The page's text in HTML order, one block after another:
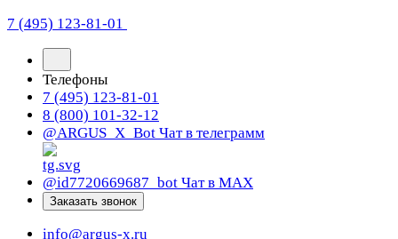
7 (495) 123-81-01
Телефоны
7 (495) 123-81-01
8 (800) 101-32-12
@ARGUS_X_Bot Чат в телеграмм
@id7720669687_bot Чат в МАХ
Заказать звонок
info@argus-x.ru